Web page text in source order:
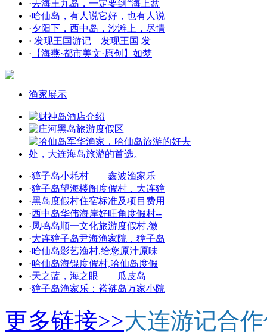
·去海王九岛，一定要到“海上盆
·哈仙岛，有人说它好，也有人说
·夕阳下，西中岛，沙滩上，尽情
· 发现王国游记—发现王国 发
· 【海燕·都市美文·原创】如梦
渔家展示
·獐子岛小耗村——鑫波渔家乐
·獐子岛望海楼阁度假村，大连獐
·黑岛度假村住宿标准及项目费用
·西中岛华伟海岸好旺角度假村--
·凤鸣岛顺一文化旅游度假村,徽
·大连獐子岛尹海渔家院，獐子岛
·哈仙岛影艺渔村,给您原汁原味
·哈仙岛海锟度假村,哈仙岛度假
·天之蓝，海之眼——瓜皮岛
·獐子岛渔家乐：褡裢岛万家小院
更多链接>>大连游记合